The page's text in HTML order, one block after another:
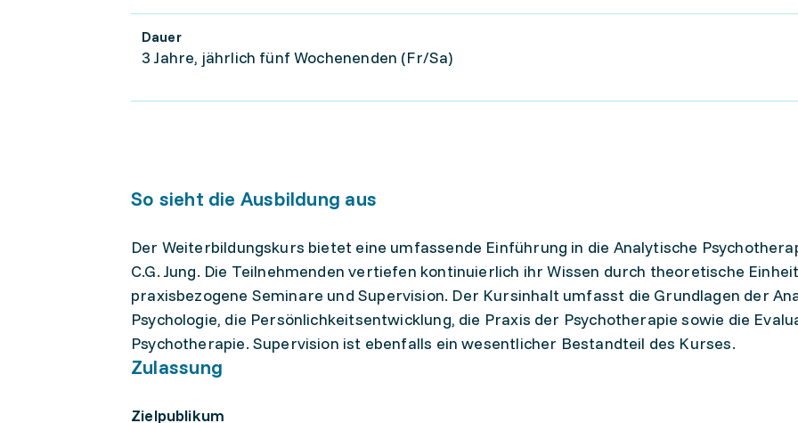
Dauer
3 Jahre, jährlich fünf Wochenenden (Fr/Sa)
So sieht die Ausbildung aus
Der Weiterbildungskurs bietet eine umfassende Einführung in die Analytische
C.G. Jung. Die Teilnehmenden vertiefen kontinuierlich ihr Wissen durch theoretische
praxisbezogene Seminare und Supervision. Der Kursinhalt umfasst die Grundlagen der
Psychologie, die Persönlichkeitsentwicklung, die Praxis der Psychotherapie sowie die
Psychotherapie. Supervision ist ebenfalls ein wesentlicher Bestandteil des Kurses.
Zulassung
Zielpublikum